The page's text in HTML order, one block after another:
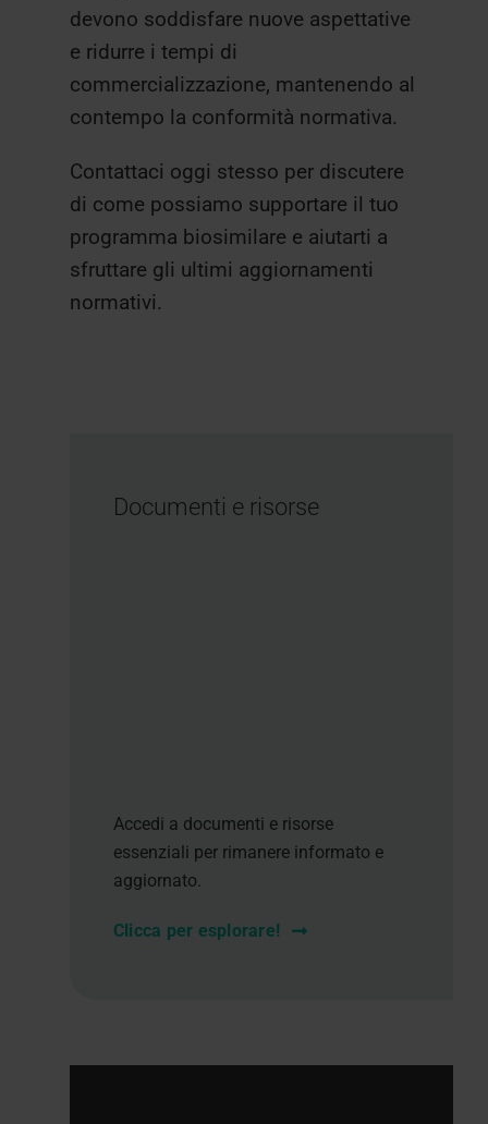
devono soddisfare nuove aspettative
e ridurre i tempi di
commercializzazione, mantenendo al
contempo la conformità normativa.
Contattaci oggi stesso per discutere
di come possiamo supportare il tuo
programma biosimilare e aiutarti a
sfruttare gli ultimi aggiornamenti
normativi.
Documenti e risorse
Accedi a documenti e risorse
essenziali per rimanere informato e
aggiornato.
Clicca per esplorare!